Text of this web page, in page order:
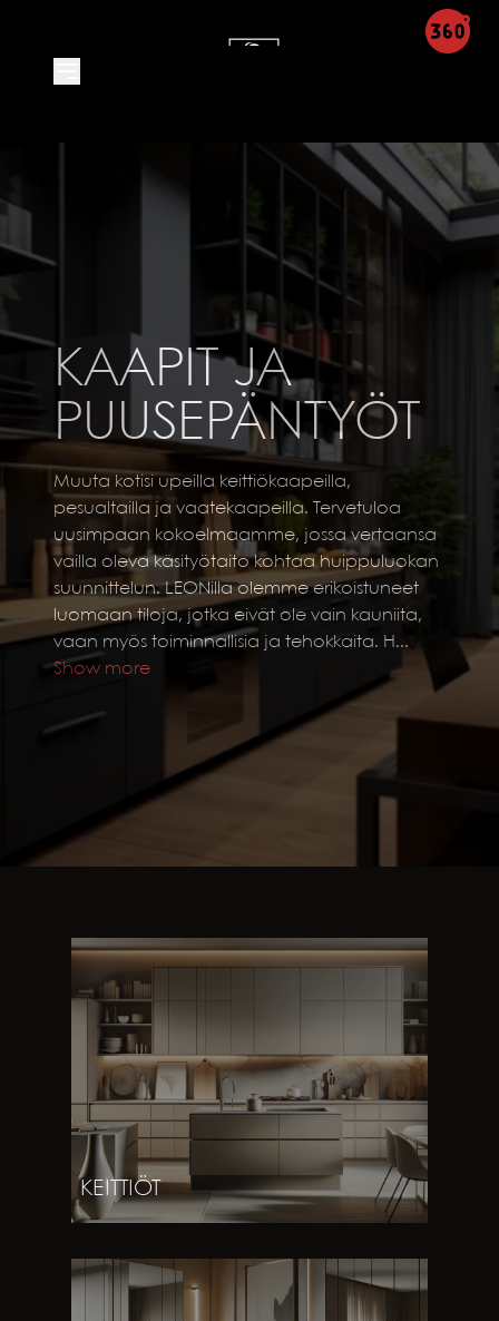
KAAPIT JA
PUUSEPÄNTYÖT
Muuta kotisi upeilla keittiökaapeilla,
pesualtailla ja vaatekaapeilla. Tervetuloa
uusimpaan kokoelmaamme, jossa vertaansa
vailla oleva käsityötaito kohtaa huippuluokan
suunnittelun. LEONilla olemme erikoistuneet
luomaan tiloja, jotka eivät ole vain kauniita,
vaan myös toiminnallisia ja tehokkaita. H ...
Show more
KEITTIÖT